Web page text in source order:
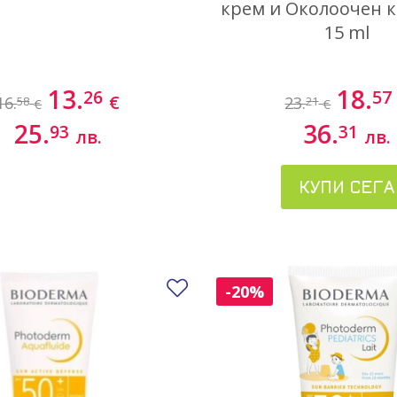
58 € 13.26 €
25.93 лв.
крем и Околоочен
15 ml
23.21 €18.57
36.31 лв.
КУПИ СЕГА
Добави в любими
-20%